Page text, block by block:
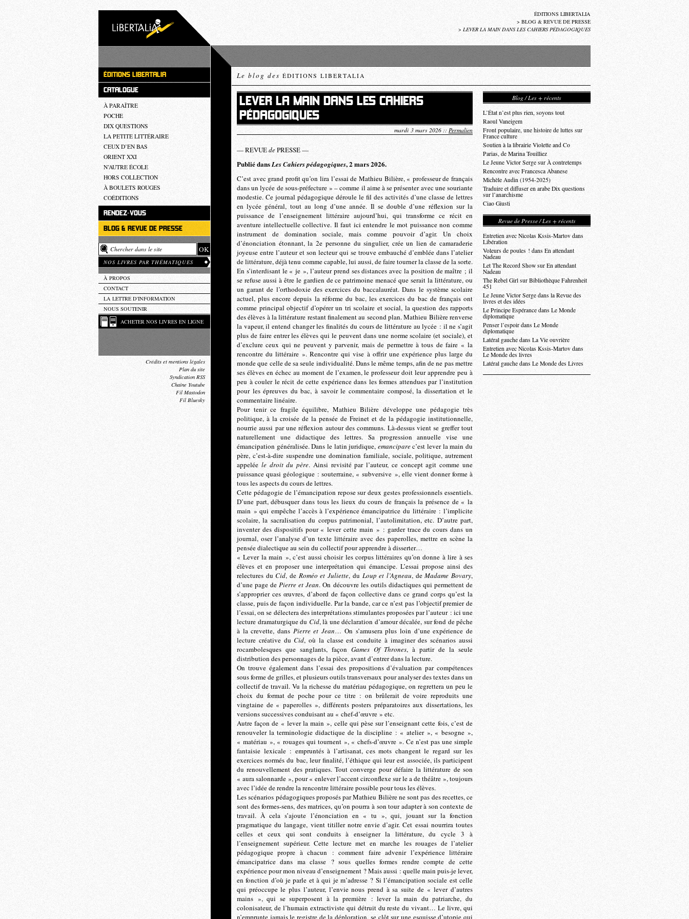
ÉDITIONS LIBERTALIA
> BLOG & REVUE DE PRESSE
> LEVER LA MAIN DANS LES CAHIERS PÉDAGOGIQUES
ÉDITIONS LIBERTALIA
CATALOGUE
À PARAÎTRE
POCHE
DIX QUESTIONS
LA PETITE LITTÉRAIRE
CEUX D’EN BAS
ORIENT XXI
N’AUTRE ÉCOLE
HORS COLLECTION
À BOULETS ROUGES
COÉDITIONS
RENDEZ-VOUS
BLOG & REVUE DE PRESSE
NOS LIVRES PAR THÉMATIQUES
À PROPOS
CONTACT
LA LETTRE D'INFORMATION
NOUS SOUTENIR
ACHETER NOS LIVRES EN LIGNE
Crédits et mentions légales
Plan du site
Syndication RSS
Chaîne Youtube
Fil Mastodon
Fil Bluesky
Le blog des ÉDITIONS LIBERTALIA
LEVER LA MAIN DANS LES CAHIERS
PÉDAGOGIQUES
mardi 3 mars 2026 :: Permalien
— REVUEdePRESSE —
Publié dansLes Cahiers pédagogiques, 2 mars 2026.
C’est avec grand profit qu’on lira l’essai de Mathieu Bilière, « professeur de français
dans un lycée de sous-préfecture » – comme il aime à se présenter avec une souriante
modestie. Ce journal pédagogique déroule le fil des activités d’une classe de lettres
en lycée général, tout au long d’une année. Il se double d’une réflexion sur la
puissance de l’enseignement littéraire aujourd’hui, qui transforme ce récit en
aventure intellectuelle collective. Il faut ici entendre le mot puissance non comme
instrument de domination sociale, mais comme pouvoir d’agir. Un choix
d’énonciation étonnant, la 2e personne du singulier, crée un lien de camaraderie
joyeuse entre l’auteur et son lecteur qui se trouve embauché d’emblée dans l’atelier
de littérature, déjà tenu comme capable, lui aussi, de faire tourner la classe de la sorte.
En s’interdisant le « je », l’auteur prend ses distances avec la position de maître ; il
se refuse aussi à être le gardien de ce patrimoine menacé que serait la littérature, ou
un garant de l’orthodoxie des exercices du baccalauréat. Dans le système scolaire
actuel, plus encore depuis la réforme du bac, les exercices du bac de français ont
comme principal objectif d’opérer un tri scolaire et social, la question des rapports
des élèves à la littérature restant finalement au second plan. Mathieu Bilière renverse
la vapeur, il entend changer les finalités du cours de littérature au lycée : il ne s’agit
plus de faire entrer les élèves qui le peuvent dans une norme scolaire (et sociale), et
d’exclure ceux qui ne peuvent y parvenir, mais de permettre à tous de faire « la
rencontre du littéraire ». Rencontre qui vise à offrir une expérience plus large du
monde que celle de sa seule individualité. Dans le même temps, afin de ne pas mettre
ses élèves en échec au moment de l’examen, le professeur doit leur apprendre peu à
peu à couler le récit de cette expérience dans les formes attendues par l’institution
pour les épreuves du bac, à savoir le commentaire composé, la dissertation et le
commentaire linéaire.
Pour tenir ce fragile équilibre, Mathieu Bilière développe une pédagogie très
politique, à la croisée de la pensée de Freinet et de la pédagogie institutionnelle,
nourrie aussi par une réflexion autour des communs. Là-dessus vient se greffer tout
naturellement une didactique des lettres. Sa progression annuelle vise une
émancipation généralisée. Dans le latin juridique, emanciparec’est lever la main du
père, c’est-à-dire suspendre une domination familiale, sociale, politique, autrement
appelée le droit du père. Ainsi revisité par l’auteur, ce concept agit comme une
puissance quasi géologique : souterraine, « subversive », elle vient donner forme à
tous les aspects du cours de lettres.
Cette pédagogie de l’émancipation repose sur deux gestes professionnels essentiels.
D’une part, débusquer dans tous les lieux du cours de français la présence de « la
main » qui empêche l’accès à l’expérience émancipatrice du littéraire : l’implicite
scolaire, la sacralisation du corpus patrimonial, l’autolimitation, etc. D’autre part,
inventer des dispositifs pour « lever cette main » : garder trace du cours dans un
journal, oser l’analyse d’un texte littéraire avec des paperolles, mettre en scène la
pensée dialectique au sein du collectif pour apprendre à disserter…
« Lever la main », c’est aussi choisir les corpus littéraires qu’on donne à lire à ses
élèves et en proposer une interprétation qui émancipe. L’essai propose ainsi des
relectures duCid, de Roméo et Juliette, du Loup et l’Agneau, deMadame Bovary,
d’une page dePierre et Jean. On découvre les outils didactiques qui permettent de
s’approprier ces œuvres, d’abord de façon collective dans ce grand corps qu’est la
classe, puis de façon individuelle. Par la bande, car ce n’est pas l’objectif premier de
l’essai, on se délectera des interprétations stimulantes proposées par l’auteur : ici une
lecture dramaturgique du Cid, là une déclaration d’amour décalée, sur fond de pêche
à la crevette, dans Pierre et Jean… On s’amusera plus loin d’une expérience de
lecture créative duCid, où la classe est conduite à imaginer des scénarios aussi
rocambolesques que sanglants, façon Games Of Thrones, à partir de la seule
distribution des personnages de la pièce, avant d’entrer dans la lecture.
On trouve également dans l’essai des propositions d’évaluation par compétences
sous forme de grilles, et plusieurs outils transversaux pour analyser des textes dans un
collectif de travail. Vu la richesse du matériau pédagogique, on regrettera un peu le
choix du format de poche pour ce titre : on brûlerait de voire reproduits une
vingtaine de « paperolles », différents posters préparatoires aux dissertations, les
versions successives conduisant au « chef-d’œuvre » etc.
Autre façon de « lever la main », celle qui pèse sur l’enseignant cette fois, c’est de
renouveler la terminologie didactique de la discipline : « atelier », « besogne »,
« matériau », « rouages qui tournent », « chefs-d’œuvre ». Ce n’est pas une simple
fantaisie lexicale : empruntés à l’artisanat, ces mots changent le regard sur les
exercices normés du bac, leur finalité, l’éthique qui leur est associée, ils participent
du renouvellement des pratiques. Tout converge pour défaire la littérature de son
« aura salonnarde », pour « enlever l’accent circonflexe sur le a de théâtre », toujours
avec l’idée de rendre la rencontre littéraire possible pour tous les élèves.
Les scénarios pédagogiques proposés par Mathieu Bilière ne sont pas des recettes, ce
sont des formes-sens, des matrices, qu’on pourra à son tour adapter à son contexte de
travail. À cela s’ajoute l’énonciation en « tu », qui, jouant sur la fonction
pragmatique du langage, vient titiller notre envie d’agir. Cet essai nourrira toutes
celles et ceux qui sont conduits à enseigner la littérature, du cycle 3 à
l’enseignement supérieur. Cette lecture met en marche les rouages de l’atelier
pédagogique propre à chacun : comment faire advenir l’expérience littéraire
émancipatrice dans ma classe ? sous quelles formes rendre compte de cette
expérience pour mon niveau d’enseignement ? Mais aussi : quelle main puis-je lever,
en fonction d’où je parle et à qui je m’adresse ? Si l’émancipation sociale est celle
qui préoccupe le plus l’auteur, l’envie nous prend à sa suite de « lever d’autres
mains », qui se superposent à la première : lever la main du patriarche, du
colonisateur, de l’humain extractiviste qui détruit du reste du vivant… Le livre, qui
n’emprunte jamais le registre de la déploration, se clôt sur une esquisse d’utopie qui
Blog / Les + récents
L’État n’est plus rien, soyons tout
Raoul Vaneigem
Front populaire, une histoire de luttes sur
France culture
Soutien à la librairie Violette and Co
Parias, de Marina Touilliez
Le Jeune Victor Serge sur À contretemps
Rencontre avec Francesca Abanese
Michèle Audin (1954-2025)
Traduire et diffuser en arabe Dix questions
sur l’anarchisme
Ciao Giusti
Revue de Presse / Les + récents
Entretien avec Nicolas Kssis-Martov dans
Libération
Voleurs de poules ! dans En attendant
Nadeau
Let The Record Show sur En attendant
Nadeau
The Rebel Girl sur Bibliothèque Fahrenheit
451
Le Jeune Victor Serge dans la Revue des
livres et des idées
Le Principe Espérance dans Le Monde
diplomatique
Penser l’espoir dans Le Monde
diplomatique
Latéral gauche dans La Vie ouvrière
Entretien avec Nicolas Kssis-Martov dans
Le Monde des livres
Latéral gauche dans Le Monde des Livres